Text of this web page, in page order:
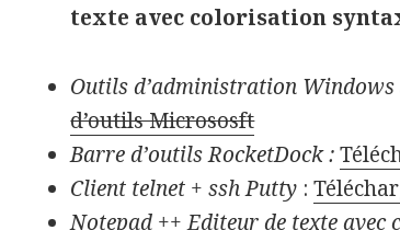
texte avec colorisation
Outils d’administration Windows
d’outils Micrososft
Barre d’outils RocketDock :
Client telnet + ssh Putty :
Notepad ++ Editeur de texte